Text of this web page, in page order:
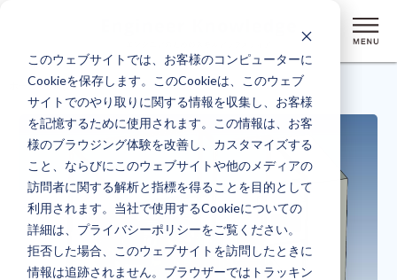
このウェブサイトでは、お客様のコンピューターに
Cookieを保存します。このCookieは、このウェブ
サイトでのやり取りに関する情報を収集し、お客様
を記憶するために使用されます。この情報は、お客
様のブラウジング体験を改善し、カスタマイズする
こと、ならびにこのウェブサイトや他のメディアの
訪問者に関する解析と指標を得ることを目的として
利用されます。当社で使用するCookieについての
詳細は、プライバシーポリシーをご覧ください。
拒否した場合、このウェブサイトを訪問したときに
情報は追跡されません。ブラウザーではトラッキン
ホーム> FA (2)